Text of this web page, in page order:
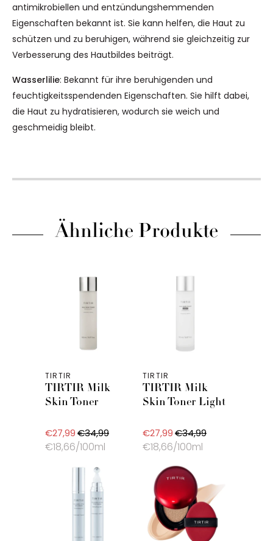
antimikrobiellen und entzündungshemmenden
Eigenschaften bekannt ist. Sie kann helfen, die Haut zu
schützen und zu beruhigen, während sie gleichzeitig zur
Verbesserung des Hautbildes beiträgt.
Wasserlilie: Bekannt für ihre beruhigenden und
feuchtigkeitsspendenden Eigenschaften. Sie hilft dabei,
die Haut zu hydratisieren, wodurch sie weich und
geschmeidig bleibt.
Ähnliche Produkte
TIRTIR
TIRTIR Milk
Skin Toner
€27,99€34,99
€18,66/100ml
TIRTIR
TIRTIR Milk
Skin Toner Light
€27,99€34,99
€18,66/100ml